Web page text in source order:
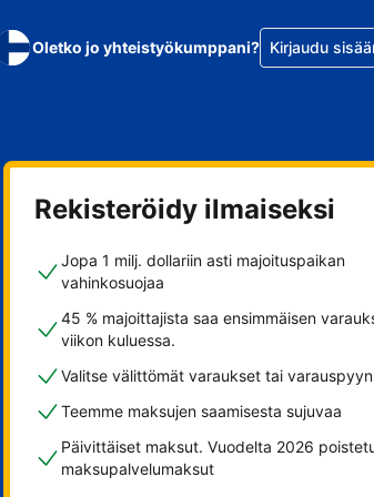
Oletko jo yhteistyökumppani? Kirjaudu
Rekisteröidy ilmaiseksi
Jopa 1 milj. dollariin asti majoituspaikan
vahinkosuojaa
45 % majoittajista saa ensimmäisen
viikon kuluessa.
Valitse välittömät varaukset tai
Teemme maksujen saamisesta sujuvaa
Päivittäiset maksut. Vuodelta 2026
maksupalvelumaksut